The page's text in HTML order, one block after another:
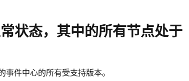
状态，其中的所有节点处于
件中心的所有受支持版本。